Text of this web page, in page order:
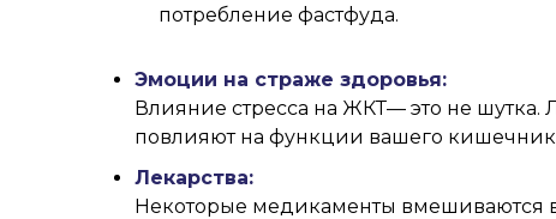
потребление фастфуда.
Эмоции на страже здоровья:
Влияние стресса на ЖКТ— это не шутка.
повлияют на функции вашего
Лекарства:
Некоторые медикаменты вмешиваются